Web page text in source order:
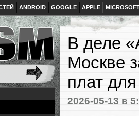
ANDROID GOOGLE APPLE
В деле
Москве
плат
2026-05-13 в